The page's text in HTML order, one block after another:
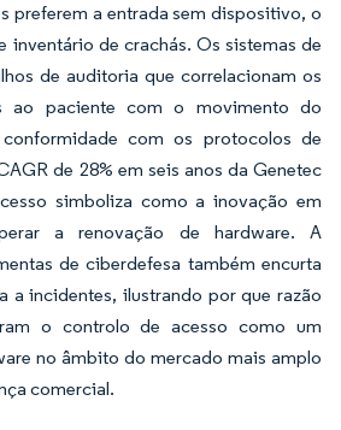
preferem a entrada sem dispositivo, o
inventário de crachás. Os sistemas de
de auditoria que correlacionam os
ao paciente com o movimento do
com os protocolos de
de 28% em seis anos da Genetec
simboliza como a inovação em
a renovação de hardware. A
de ciberdefesa também encurta
a incidentes, ilustrando por que razão
o controlo de acesso como um
no âmbito do mercado mais amplo
comercial.